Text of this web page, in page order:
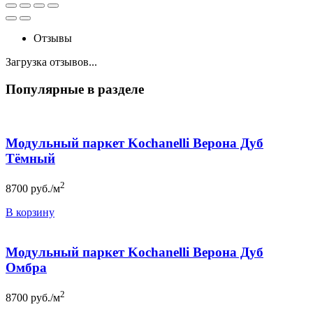
Отзывы
Загрузка отзывов...
Популярные в разделе
Модульный паркет Kochanelli Верона Дуб
Тёмный
8700 руб./м2
В корзину
Модульный паркет Kochanelli Верона Дуб
Омбра
8700 руб./м2